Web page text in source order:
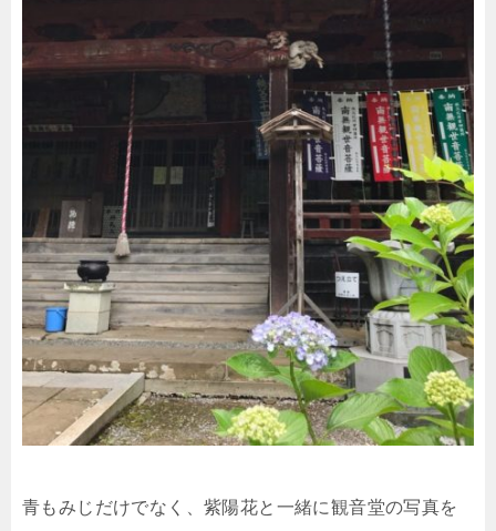
青もみじだけでなく、紫陽花と一緒に観音堂の写真を